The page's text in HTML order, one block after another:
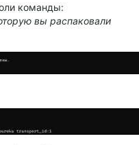
команды:
вы распаковали